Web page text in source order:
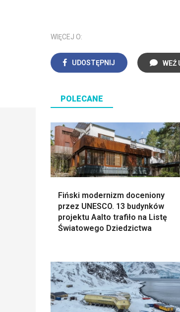
WIĘCEJ O:
UDOSTĘPNIJ WEŹ
POLECANE
Fiński modernizm doceniony
przez UNESCO. 13 budynków
projektu Aalto trafiło na Listę
Światowego Dziedzictwa